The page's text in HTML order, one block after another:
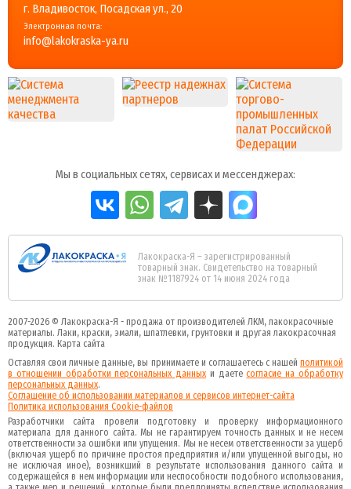
г. Владивосток, Посадская ул., 20
Электронная почта:
info@lakokraska-ya.ru
Мы в социальных сетях, сервисах и мессенджерах:
Лакокраска-Я – зарегистрированный
товарный знак. Свидетельство на товарный
знак №1187924 от 14 июня 2024 года
2007-2026 © Лакокраска-Я - продажа от производителей ЛКМ, лакокрасочные
материалы. Лаки, краски, эмали, шпатлевки, грунтовки и другая лакокрасочная
продукция. Карта сайта
Оставляя свои личные данные, вы принимаете и соглашаетесь с нашей политикой
в отношении обработки персональных данных и даетеcогласие на обработку
персональных данных.
Соглашение об использовании материалов и сервисов интернет-сайта
Политика использования Cookie-файлов
Разработчики сайта провели подготовку и проверку информационного
материала для данного сайта. Мы не гарантируем точность данных и не несем
ответственности за ошибки или упущения. Мы не несем ответственности за ущерб
(включая ущерб по причине простоя предприятия и/или упущенной выгоды, но
не исключая иное), возникший в результате использования данного сайта и
содержащейся в нем информации или неспособности подобного использования,